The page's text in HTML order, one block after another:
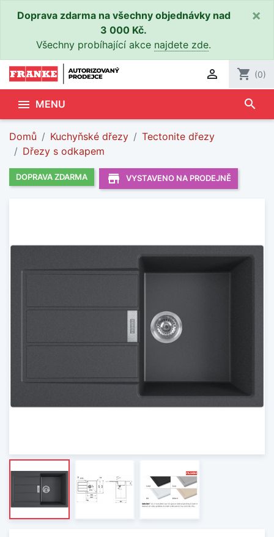
Doprava zdarma na všechny objednávky nad
3 000 Kč.
Všechny probíhající akce najdete zde.
×
 shopping_cart (0)
 MENU search
Domů Kuchyňské dřezy
Tectonite dřezy
Dřezy s odkapem
DOPRAVA ZDARMA store_mall_directory VYSTAVENO NA PRODEJNĚ